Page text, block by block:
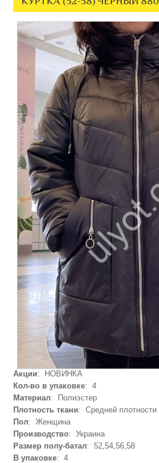
Акции: НОВИНКА
Кол-во в упаковке: 4
Материал: Полиэстер
Плотность ткани: Средней плотности
Пол: Женщина
Производство: Украина
Размер полу-батал: 52,54,56,58
В упаковке: 4